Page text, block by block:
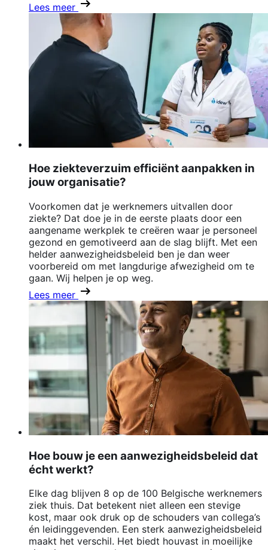
Lees meer
Hoe ziekteverzuim efficiënt aanpakken in
jouw organisatie?
Voorkomen dat je werknemers uitvallen door
ziekte? Dat doe je in de eerste plaats door een
aangename werkplek te creëren waar je personeel
gezond en gemotiveerd aan de slag blijft. Met een
helder aanwezigheidsbeleid ben je dan weer
voorbereid om met langdurige afwezigheid om te
gaan. Wij helpen je op weg.
Lees meer
Hoe bouw je een aanwezigheidsbeleid dat
écht werkt?
Elke dag blijven 8 op de 100 Belgische werknemers
ziek thuis. Dat betekent niet alleen een stevige
kost, maar ook druk op de schouders van collega’s
én leidinggevenden. Een sterk aanwezigheidsbeleid
maakt het verschil. Het biedt houvast in moeilijke